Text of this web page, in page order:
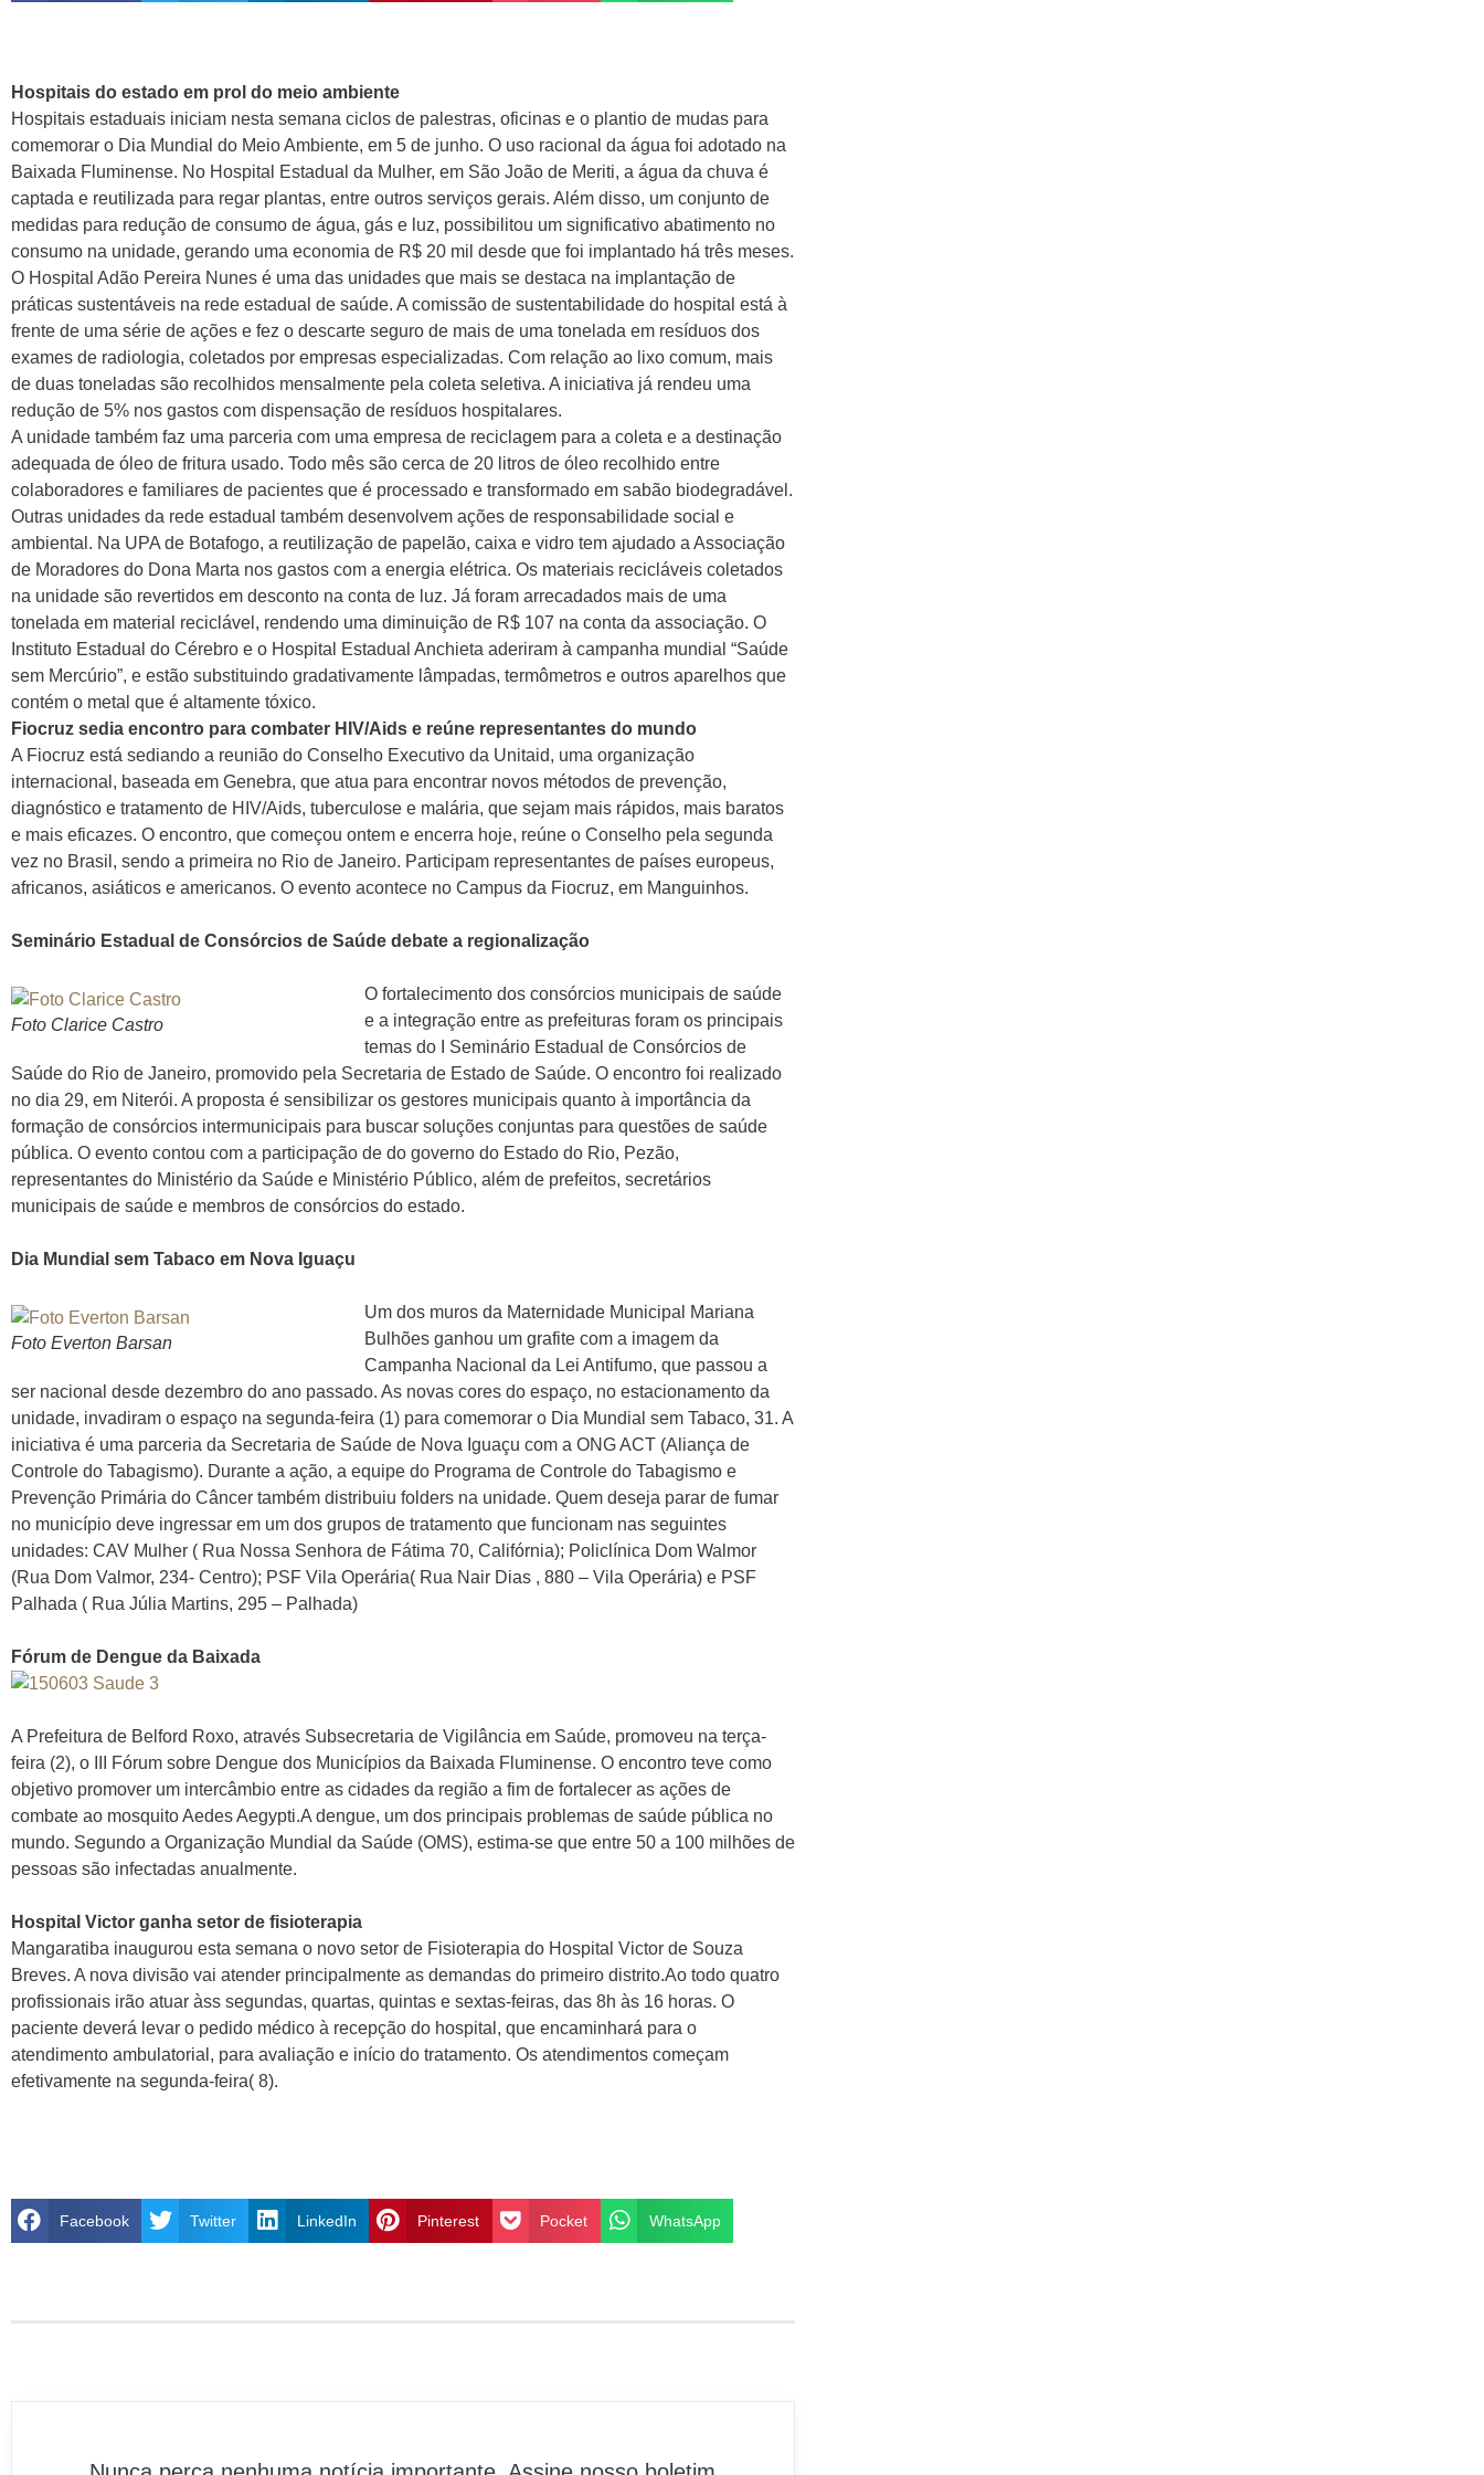
Hospitais do estado em prol do meio ambiente
Hospitais estaduais iniciam nesta semana ciclos de palestras, oficinas e o plantio de mudas para
comemorar o Dia Mundial do Meio Ambiente, em 5 de junho. O uso racional da água foi adotado na
Baixada Fluminense. No Hospital Estadual da Mulher, em São João de Meriti, a água da chuva é
captada e reutilizada para regar plantas, entre outros serviços gerais. Além disso, um conjunto de
medidas para redução de consumo de água, gás e luz, possibilitou um significativo abatimento no
consumo na unidade, gerando uma economia de R$ 20 mil desde que foi implantado há três meses.
O Hospital Adão Pereira Nunes é uma das unidades que mais se destaca na implantação de
práticas sustentáveis na rede estadual de saúde. A comissão de sustentabilidade do hospital está à
frente de uma série de ações e fez o descarte seguro de mais de uma tonelada em resíduos dos
exames de radiologia, coletados por empresas especializadas. Com relação ao lixo comum, mais
de duas toneladas são recolhidos mensalmente pela coleta seletiva. A iniciativa já rendeu uma
redução de 5% nos gastos com dispensação de resíduos hospitalares.
A unidade também faz uma parceria com uma empresa de reciclagem para a coleta e a destinação
adequada de óleo de fritura usado. Todo mês são cerca de 20 litros de óleo recolhido entre
colaboradores e familiares de pacientes que é processado e transformado em sabão biodegradável.
Outras unidades da rede estadual também desenvolvem ações de responsabilidade social e
ambiental. Na UPA de Botafogo, a reutilização de papelão, caixa e vidro tem ajudado a Associação
de Moradores do Dona Marta nos gastos com a energia elétrica. Os materiais recicláveis coletados
na unidade são revertidos em desconto na conta de luz. Já foram arrecadados mais de uma
tonelada em material reciclável, rendendo uma diminuição de R$ 107 na conta da associação. O
Instituto Estadual do Cérebro e o Hospital Estadual Anchieta aderiram à campanha mundial “Saúde
sem Mercúrio”, e estão substituindo gradativamente lâmpadas, termômetros e outros aparelhos que
contém o metal que é altamente tóxico.
Fiocruz sedia encontro para combater HIV/Aids e reúne representantes do mundo
A Fiocruz está sediando a reunião do Conselho Executivo da Unitaid, uma organização
internacional, baseada em Genebra, que atua para encontrar novos métodos de prevenção,
diagnóstico e tratamento de HIV/Aids, tuberculose e malária, que sejam mais rápidos, mais baratos
e mais eficazes. O encontro, que começou ontem e encerra hoje, reúne o Conselho pela segunda
vez no Brasil, sendo a primeira no Rio de Janeiro. Participam representantes de países europeus,
africanos, asiáticos e americanos. O evento acontece no Campus da Fiocruz, em Manguinhos.
Seminário Estadual de Consórcios de Saúde debate a regionalização
Foto Clarice Castro
O fortalecimento dos consórcios municipais de saúde
e a integração entre as prefeituras foram os principais
temas do I Seminário Estadual de Consórcios de
Saúde do Rio de Janeiro, promovido pela Secretaria de Estado de Saúde. O encontro foi realizado
no dia 29, em Niterói. A proposta é sensibilizar os gestores municipais quanto à importância da
formação de consórcios intermunicipais para buscar soluções conjuntas para questões de saúde
pública. O evento contou com a participação de do governo do Estado do Rio, Pezão,
representantes do Ministério da Saúde e Ministério Público, além de prefeitos, secretários
municipais de saúde e membros de consórcios do estado.
Dia Mundial sem Tabaco em Nova Iguaçu
Foto Everton Barsan
Um dos muros da Maternidade Municipal Mariana
Bulhões ganhou um grafite com a imagem da
Campanha Nacional da Lei Antifumo, que passou a
ser nacional desde dezembro do ano passado. As novas cores do espaço, no estacionamento da
unidade, invadiram o espaço na segunda-feira (1) para comemorar o Dia Mundial sem Tabaco, 31. A
iniciativa é uma parceria da Secretaria de Saúde de Nova Iguaçu com a ONG ACT (Aliança de
Controle do Tabagismo). Durante a ação, a equipe do Programa de Controle do Tabagismo e
Prevenção Primária do Câncer também distribuiu folders na unidade. Quem deseja parar de fumar
no município deve ingressar em um dos grupos de tratamento que funcionam nas seguintes
unidades: CAV Mulher ( Rua Nossa Senhora de Fátima 70, Califórnia); Policlínica Dom Walmor
(Rua Dom Valmor, 234- Centro); PSF Vila Operária( Rua Nair Dias , 880 – Vila Operária) e PSF
Palhada ( Rua Júlia Martins, 295 – Palhada)
Fórum de Dengue da Baixada
A Prefeitura de Belford Roxo, através Subsecretaria de Vigilância em Saúde, promoveu na terça-
feira (2), o III Fórum sobre Dengue dos Municípios da Baixada Fluminense. O encontro teve como
objetivo promover um intercâmbio entre as cidades da região a fim de fortalecer as ações de
combate ao mosquito Aedes Aegypti.A dengue, um dos principais problemas de saúde pública no
mundo. Segundo a Organização Mundial da Saúde (OMS), estima-se que entre 50 a 100 milhões de
pessoas são infectadas anualmente.
Hospital Victor ganha setor de fisioterapia
Mangaratiba inaugurou esta semana o novo setor de Fisioterapia do Hospital Victor de Souza
Breves. A nova divisão vai atender principalmente as demandas do primeiro distrito.Ao todo quatro
profissionais irão atuar àss segundas, quartas, quintas e sextas-feiras, das 8h às 16 horas. O
paciente deverá levar o pedido médico à recepção do hospital, que encaminhará para o
atendimento ambulatorial, para avaliação e início do tratamento. Os atendimentos começam
efetivamente na segunda-feira( 8).
Facebook Twitter LinkedIn Pinterest Pocket WhatsApp